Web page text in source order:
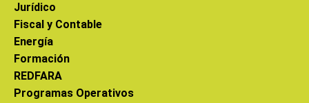
Jurídico
Fiscal y Contable
Energía
Formación
REDFARA
Programas Operativos